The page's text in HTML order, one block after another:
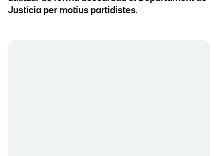
Justícia per motius partidistes.